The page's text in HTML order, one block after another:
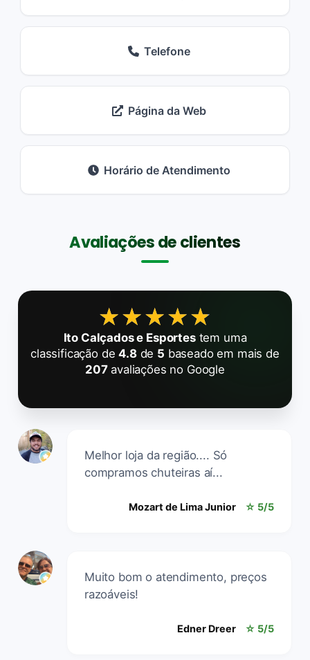
Telefone
Página da Web
Horário de Atendimento
Avaliações de clientes
★★★★★
★★★★★
Ito Calçados e Esportestem uma
classificação de4.8de 5 baseado em mais de
207avaliações no Google
Melhor loja da região.... Só
compramos chuteiras aí...
Mozart de Lima Junior ☆ 5/5
Muito bom o atendimento, preços
razoáveis!
Edner Dreer ☆ 5/5